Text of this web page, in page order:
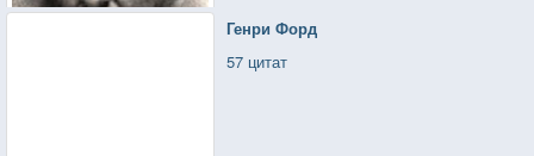
Генри Форд
57 цитат